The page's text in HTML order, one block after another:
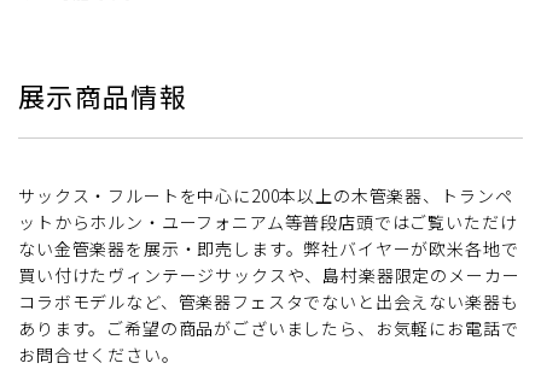
展示商品情報
サックス・フルートを中心に200本以上の木管楽器、トランペ
ットからホルン・ユーフォニアム等普段店頭ではご覧いただけ
ない金管楽器を展示・即売します。弊社バイヤーが欧米各地で
買い付けたヴィンテージサックスや、島村楽器限定のメーカー
コラボモデルなど、管楽器フェスタでないと出会えない楽器も
あります。ご希望の商品がございましたら、お気軽にお電話で
お問合せください。